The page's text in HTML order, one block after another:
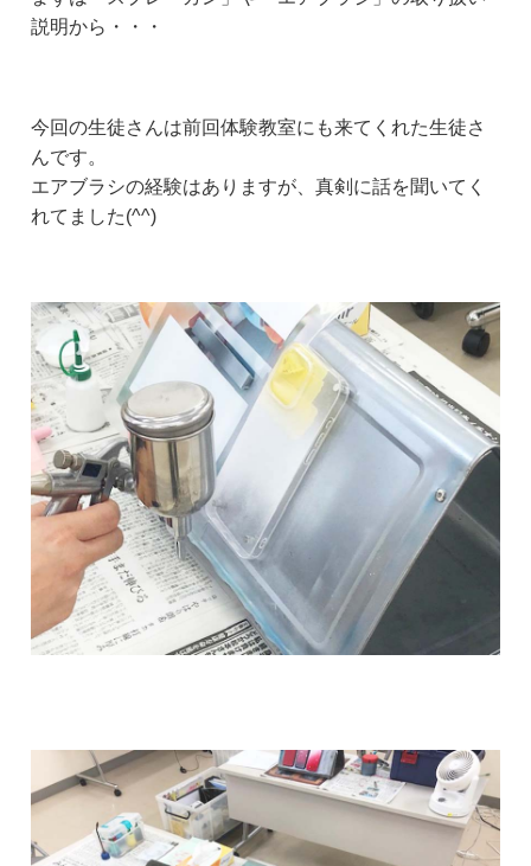
説明から・・・
今回の生徒さんは前回体験教室にも来てくれた生徒さ
んです。
エアブラシの経験はありますが、真剣に話を聞いてく
れてました(^^)